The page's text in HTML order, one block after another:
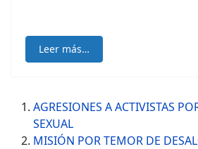
Leer más…
AGRESIONES A ACTIVISTAS
SEXUAL
MISIÓN POR TEMOR DE